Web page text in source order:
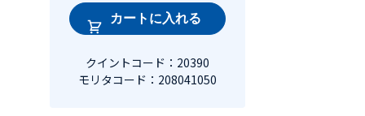
カートに入れる
クイントコード：20390
モリタコード：208041050